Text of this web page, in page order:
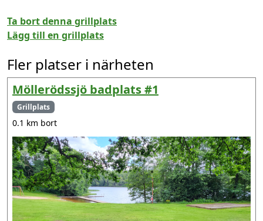
Ta bort denna grillplats
Lägg till en grillplats
Fler platser i närheten
Möllerödssjö badplats #1
Grillplats
0.1 km bort